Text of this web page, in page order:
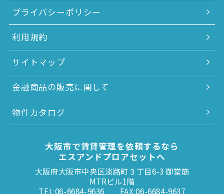
プライバシーポリシー
利用規約
サイトマップ
金融商品の販売に関して
物件カタログ
大阪市で賃貸管理を依頼するなら
エスアンドプロアセットへ
大阪府大阪市中央区淡路町３丁目6-3 御堂筋
MTRビル1階
TEL:06-6684-9636
FAX:06-6684-9637